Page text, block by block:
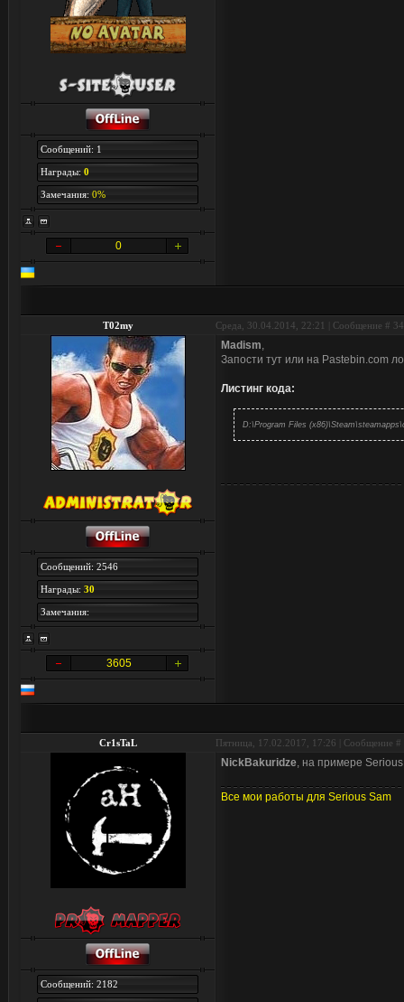
Сообщений: 1
Награды: 0
Замечания: 0%
0
T02my Среда, 30.04.2014, 22:21 | Сообщение # 34
Сообщений: 2546
Награды: 30
Замечания:
3605
Madism,
Запости тут или на Pastebin.com
Листинг кода:
D:\Program Files
Cr1sTaL Пятница, 17.02.2017, 17:26 | Сообщение #
Сообщений: 2182
NickBakuridze, на примере
Все мои работы для Serious Sam